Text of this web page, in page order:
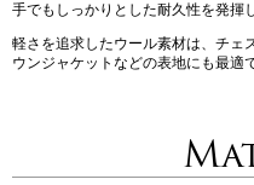
手でもしっかりとした耐久性を発揮
軽さを追求したウール素材は、チェ
ウンジャケットなどの表地にも最適